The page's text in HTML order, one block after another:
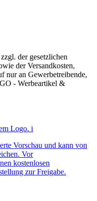
der gesetzlichen
der Versandkosten,
nur an Gewerbetreibende,
- Werbeartikel &
Logo. i
Vorschau und kann von
Vor
kostenlosen
zur Freigabe.